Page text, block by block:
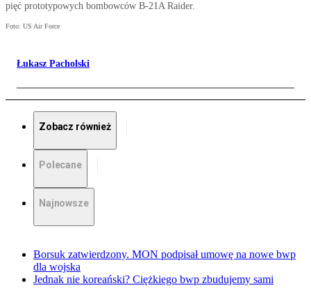
pięć prototypowych bombowców B-21A Raider.
Foto: US Air Force
Łukasz Pacholski
Zobacz również
Polecane
Najnowsze
Borsuk zatwierdzony. MON podpisał umowę na nowe bwp
dla wojska
Jednak nie koreański? Ciężkiego bwp zbudujemy sami